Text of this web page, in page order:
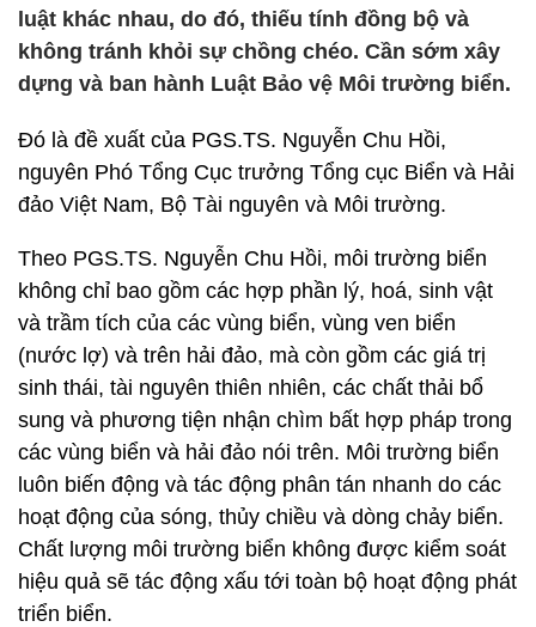
luật khác nhau, do đó, thiếu tính đồng bộ và
không tránh khỏi sự chồng chéo. Cần sớm xây
dựng và ban hành Luật Bảo vệ Môi trường biển.
Đó là đề xuất của PGS.TS. Nguyễn Chu Hồi,
nguyên Phó Tổng Cục trưởng Tổng cục Biển và Hải
đảo Việt Nam, Bộ Tài nguyên và Môi trường.
Theo PGS.TS. Nguyễn Chu Hồi, môi trường biển
không chỉ bao gồm các hợp phần lý, hoá, sinh vật
và trầm tích của các vùng biển, vùng ven biển
(nước lợ) và trên hải đảo, mà còn gồm các giá trị
sinh thái, tài nguyên thiên nhiên, các chất thải bổ
sung và phương tiện nhận chìm bất hợp pháp trong
các vùng biển và hải đảo nói trên. Môi trường biển
luôn biến động và tác động phân tán nhanh do các
hoạt động của sóng, thủy chiều và dòng chảy biển.
Chất lượng môi trường biển không được kiểm soát
hiệu quả sẽ tác động xấu tới toàn bộ hoạt động phát
triển biển.